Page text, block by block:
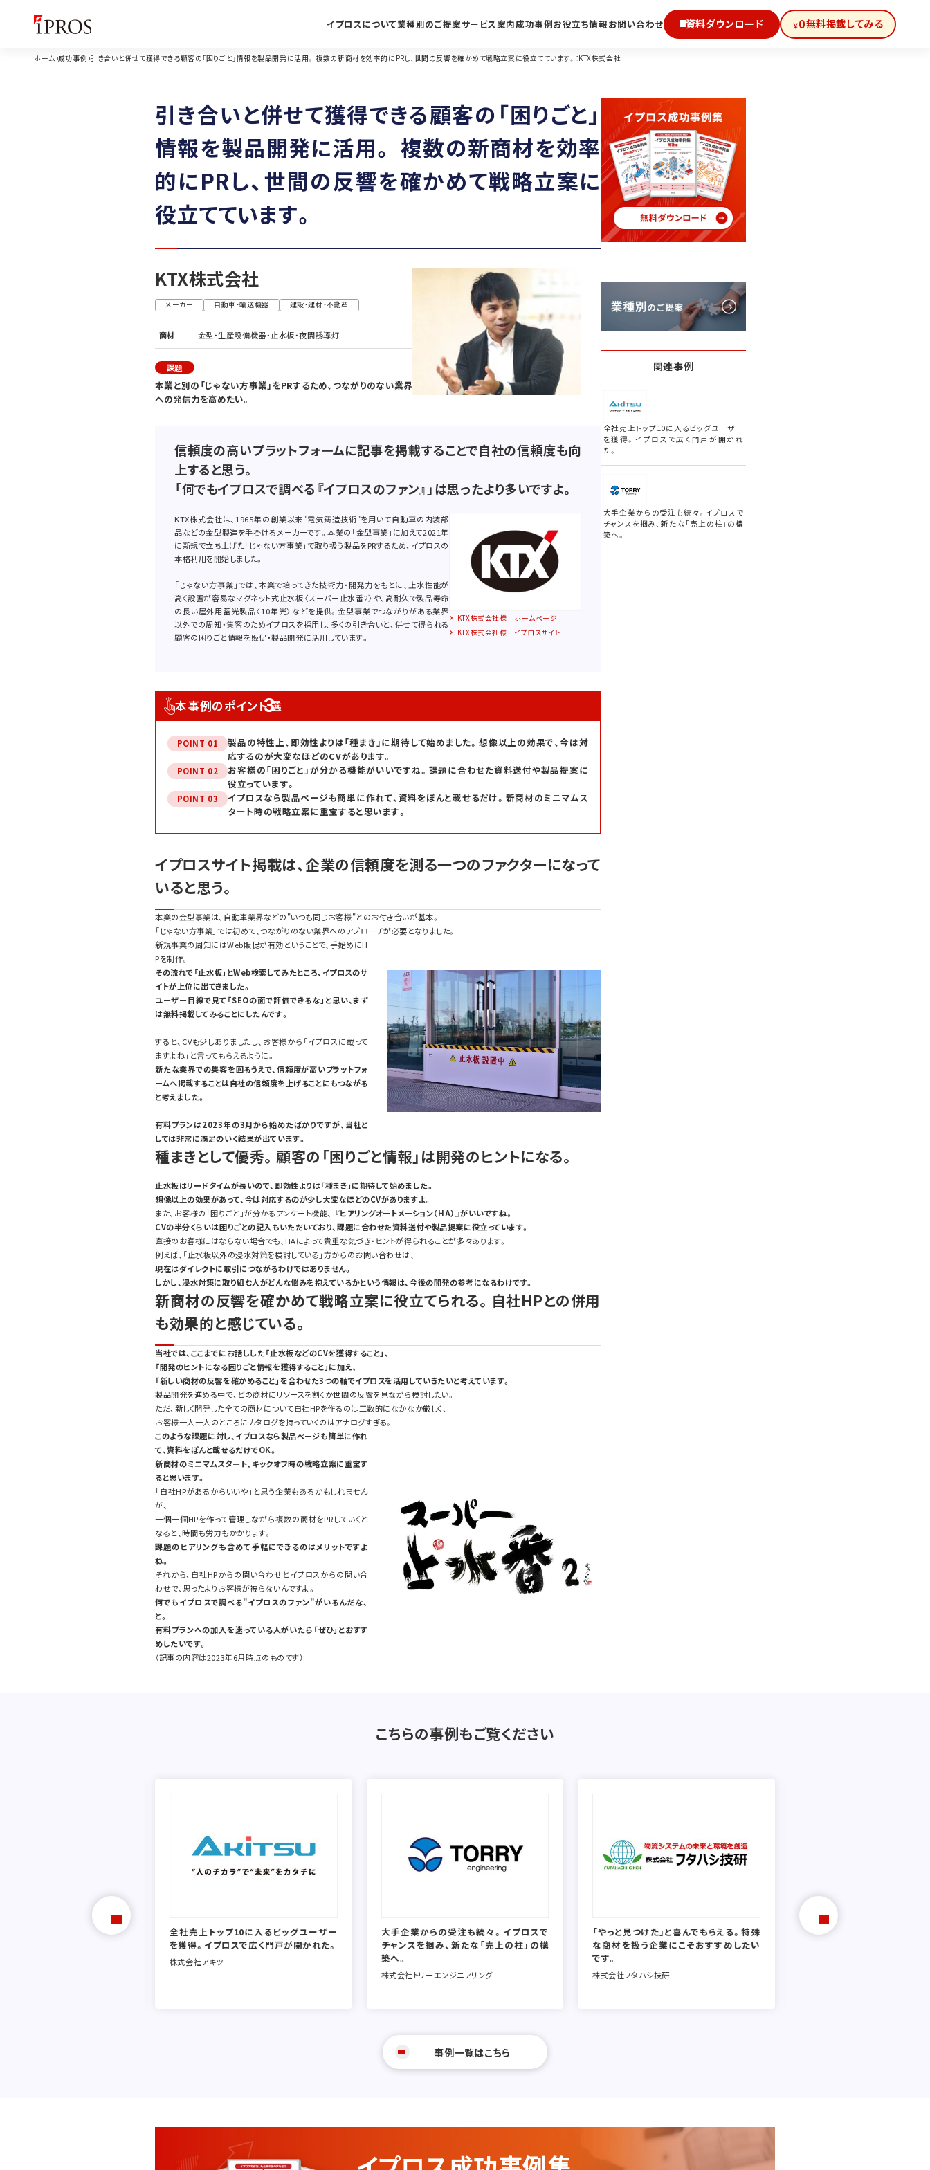
イプロスについて業種別のご提案サービス案内成功事例お役立ち情報お問い合わせ 資料ダウンロード ￥0無料掲載してみる
ホーム 成功事例 引き合いと併せて獲得できる顧客の「困りごと」情報を製品開発に活用。 複数の新商材を効率的にPRし、世間の反響を確かめて戦略立案に役立てています。：KTX株式会社
引き合いと併せて獲得できる顧客の「困りごと」
情報を製品開発に活用。 複数の新商材を効率
的にPRし、世間の反響を確かめて戦略立案に
役立てています。
KTX株式会社
メーカー 自動車・輸送機器 建設・建材・不動産
商材 金型・生産設備機器・止水板・夜間誘導灯
課題
本業と別の「じゃない方事業」をPRするため、つながりのない業界
への発信力を高めたい。
信頼度の高いプラットフォームに記事を掲載することで自社の信頼度も向
上すると思う。
「何でもイプロスで調べる『イプロスのファン』」は思ったより多いですよ。
KTX株式会社は、1965年の創業以来"電気鋳造技術"を用いて自動車の内装部
品などの金型製造を手掛けるメーカーです。本業の「金型事業」に加えて2021年
に新規で立ち上げた「じゃない方事業」で取り扱う製品をPRするため、イプロスの
本格利用を開始しました。
「じゃない方事業」では、本業で培ってきた技術力・開発力をもとに、止水性能が
高く設置が容易なマグネット式止水板〈スーパー止水番2〉や、高耐久で製品寿命
の長い屋外用蓄光製品〈10年光〉などを提供。金型事業でつながりがある業界
以外での周知・集客のためイプロスを採用し、多くの引き合いと、併せて得られる
顧客の困りごと情報を販促・製品開発に活用しています。
KTX株式会社様 ホームページ
KTX株式会社様 イプロスサイト
本事例のポイント3選
POINT 01
製品の特性上、即効性よりは「種まき」に期待して始めました。想像以上の効果で、今は対
応するのが大変なほどのCVがあります。
POINT 02
お客様の「困りごと」が分かる機能がいいですね。課題に合わせた資料送付や製品提案に
役立っています。
POINT 03
イプロスなら製品ページも簡単に作れて、資料をぽんと載せるだけ。新商材のミニマムス
タート時の戦略立案に重宝すると思います。
イプロスサイト掲載は、企業の信頼度を測る一つのファクターになって
いると思う。
本業の金型事業は、自動車業界などの"いつも同じお客様"とのお付き合いが基本。
「じゃない方事業」では初めて、つながりのない業界へのアプローチが必要となりました。
新規事業の周知にはWeb販促が有効ということで、手始めにH
Pを制作。
その流れで「止水板」とWeb検索してみたところ、イプロスのサ
イトが上位に出てきました。
ユーザー目線で見て「SEOの面で評価できるな」と思い、まず
は無料掲載してみることにしたんです。
すると、CVも少しありましたし、お客様から「イプロスに載って
ますよね」と言ってもらえるように。
新たな業界での集客を図るうえで、信頼度が高いプラットフォ
ームへ掲載することは自社の信頼度を上げることにもつながる
と考えました。
有料プランは2023年の3月から始めたばかりですが、当社と
しては非常に満足のいく結果が出ています。
種まきとして優秀。顧客の「困りごと情報」は開発のヒントになる。
止水板はリードタイムが長いので、即効性よりは「種まき」に期待して始めました。
想像以上の効果があって、今は対応するのが少し大変なほどのCVがありますよ。
また、お客様の「困りごと」が分かるアンケート機能、
『ヒアリングオートメーション（HA）』がいいですね。
CVの半分くらいは困りごとの記入もいただいており、課題に合わせた資料送付や製品提案に役立っています。
直接のお客様にはならない場合でも、HAによって貴重な気づき・ヒントが得られることが多々あります。
例えば、「止水板以外の浸水対策を検討している」方からのお問い合わせは、
現在はダイレクトに取引につながるわけではありません。
しかし、浸水対策に取り組む人がどんな悩みを抱えているかという情報は、今後の開発の参考になるわけです。
新商材の反響を確かめて戦略立案に役立てられる。自社HPとの併用
も効果的と感じている。
当社では、ここまでにお話しした「止水板などのCVを獲得すること」、
「開発のヒントになる困りごと情報を獲得すること」に加え、
「新しい商材の反響を確かめること」を合わせた3つの軸でイプロスを活用していきたいと考えています。
製品開発を進める中で、どの商材にリソースを割くか世間の反響を見ながら検討したい。
ただ、新しく開発した全ての商材について自社HPを作るのは工数的になかなか厳しく、
お客様一人一人のところにカタログを持っていくのはアナログすぎる。
このような課題に対し、イプロスなら製品ページも簡単に作れ
て、資料をぽんと載せるだけでOK。
新商材のミニマムスタート、キックオフ時の戦略立案に重宝す
ると思います。
「自社HPがあるからいいや」と思う企業もあるかもしれません
が、
一個一個HPを作って管理しながら複数の商材をPRしていくと
なると、時間も労力もかかります。
課題のヒアリングも含めて手軽にできるのはメリットですよ
ね。
それから、自社HPからの問い合わせとイプロスからの問い合
わせで、思ったよりお客様が被らないんですよ。
何でもイプロスで調べる"イプロスのファン"がいるんだな、
と。
有料プランへの加入を迷っている人がいたら「ぜひ」とおすす
めしたいです。
（記事の内容は2023年6月時点のものです）
関連事例
全社売上トップ10に入るビッグユーザー
を獲得。イプロスで広く門戸が開かれ
た。
大手企業からの受注も続々。イプロスで
チャンスを掴み、新たな「売上の柱」の構
築へ。
こちらの事例もご覧ください
全社売上トップ10に入るビッグユーザー
を獲得。イプロスで広く門戸が開かれた。
株式会社アキツ
大手企業からの受注も続々。イプロスで
チャンスを掴み、新たな「売上の柱」の構
築へ。
株式会社トリーエンジニアリング
「やっと見つけた」と喜んでもらえる。特殊
な商材を扱う企業にこそおすすめしたい
です。
株式会社フタハシ技研
代理店の「先の先の先」の顧
事例一覧はこちら